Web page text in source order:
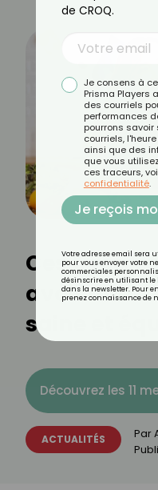
Ces 5
avoir une
saine et
Découvrez les 11
ACTUALITÉS Par
de CROQ.
Je consens à
Prisma Players
des courriels
performances
pourrons savoir
courriels,
ainsi que des
que vous
ces traceurs,
confidentialité.
Je reçois
Votre adresse email sera
pour vous envoyer votre
commerciales
désinscrire en utilisant le
dans la newsletter. Pour
prenez connaissance de